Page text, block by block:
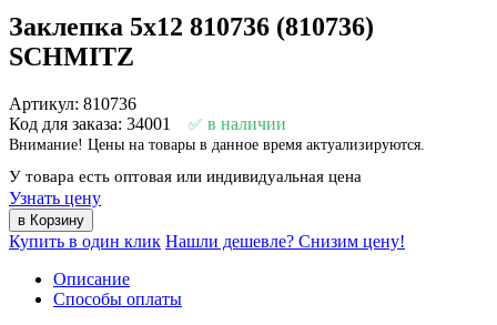
Заклепка 5х12 810736 (810736)
SCHMITZ
Артикул: 810736
Код для заказа: 34001
в наличии
Внимание! Цены на товары в данное время актуализируются.
У товара есть оптовая или индивидуальная цена
Узнать цену
Купить в один клик Нашли дешевле? Снизим цену!
Описание
Способы оплаты